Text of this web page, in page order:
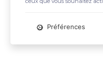
Préférences